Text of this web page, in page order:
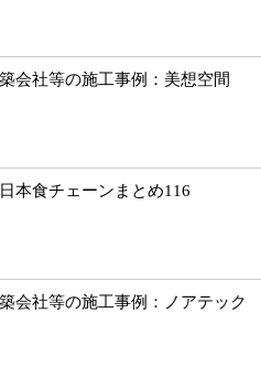
会社等の施工事例：美想空間
本食チェーンまとめ116
会社等の施工事例：ノアテック